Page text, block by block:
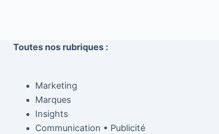
Toutes nos rubriques :
Marketing
Marques
Insights
Communication • Publicité